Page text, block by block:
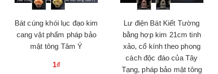
Bát cúng khói lục đạo kim
cang vật phẩm pháp bảo
mật tông Tâm Ý
1₫
Lư điện Bát Kiết Tường
bằng hợp kim 21cm tinh
xảo, cổ kính theo phong
cách độc đáo của Tây
Tạng, pháp bảo mật tông